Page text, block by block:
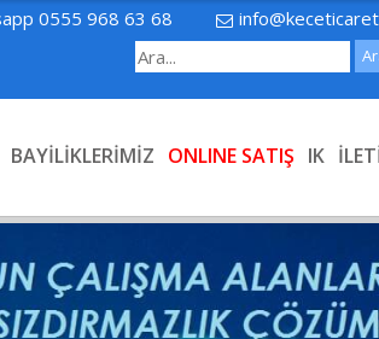
0555 968 63 68
BAYİLİKLERİMİZ ONLINE SATIŞ IK